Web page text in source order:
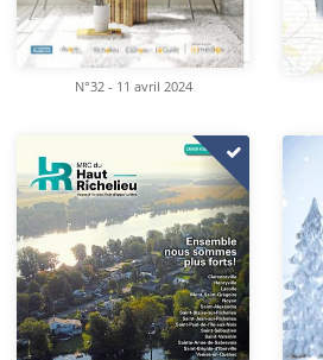
N°32 - 11 avril 2024